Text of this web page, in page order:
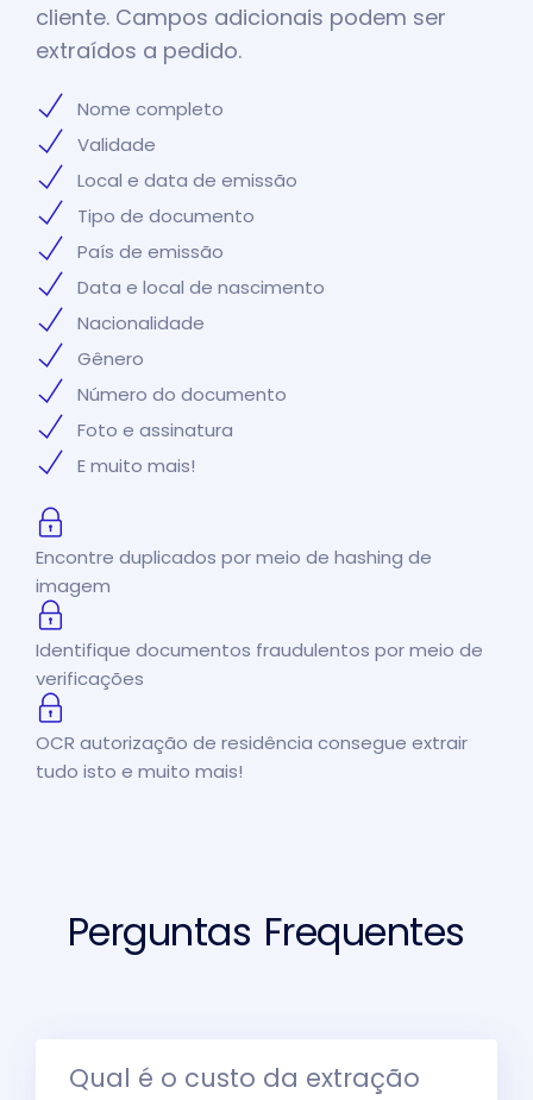
cliente. Campos adicionais podem ser
extraídos a pedido.
Nome completo
Validade
Local e data de emissão
Tipo de documento
País de emissão
Data e local de nascimento
Nacionalidade
Gênero
Número do documento
Foto e assinatura
E muito mais!
Encontre duplicados por meio de hashing de
imagem
Identifique documentos fraudulentos por meio de
verificações
OCR autorização de residência consegue extrair
tudo isto e muito mais!
Perguntas Frequentes
Qual é o custo da extração